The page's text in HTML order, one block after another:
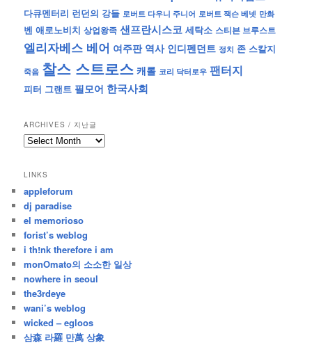
다큐멘터리 런던의 강들 로버트 다우니 주니어 로버트 잭슨 베넷 만화
벤 애로노비치 상업왕족 샌프란시스코 세탁소 스티븐 브루스트
엘리자베스 베어 여주판 역사 인디펜던트 정치 존 스칼지
죽음 찰스 스트로스 캐롤 코리 닥터로우 팬터지
피터 그랜트 필모어 한국사회
ARCHIVES / 지난글
archives
난
글
LINKS
appleforum
dj paradise
el memorioso
forist’s weblog
i th!nk therefore i am
monOmato의 소소한 일상
nowhere in seoul
the3rdeye
wani’s weblog
wicked – egloos
삼森 라羅 만萬 상象